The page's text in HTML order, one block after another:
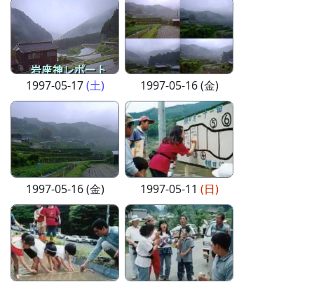
1997-05-17(土) 1997-05-16 (金)
1997-05-16 (金) 1997-05-11 (日)